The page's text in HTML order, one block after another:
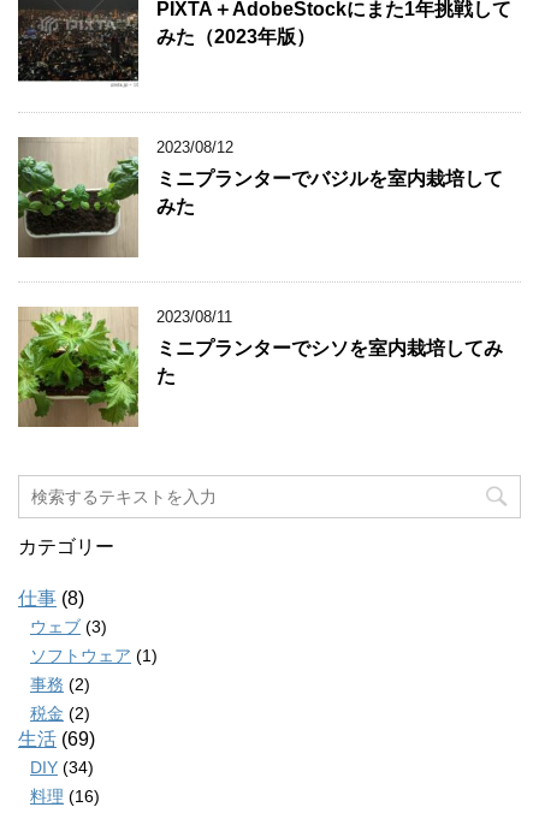
PIXTA＋AdobeStockにまた1年挑戦して
みた（2023年版）
2023/08/12
ミニプランターでバジルを室内栽培して
みた
2023/08/11
ミニプランターでシソを室内栽培してみ
た
カテゴリー
仕事 (8)
ウェブ (3)
ソフトウェア (1)
事務 (2)
税金 (2)
生活 (69)
DIY (34)
料理 (16)